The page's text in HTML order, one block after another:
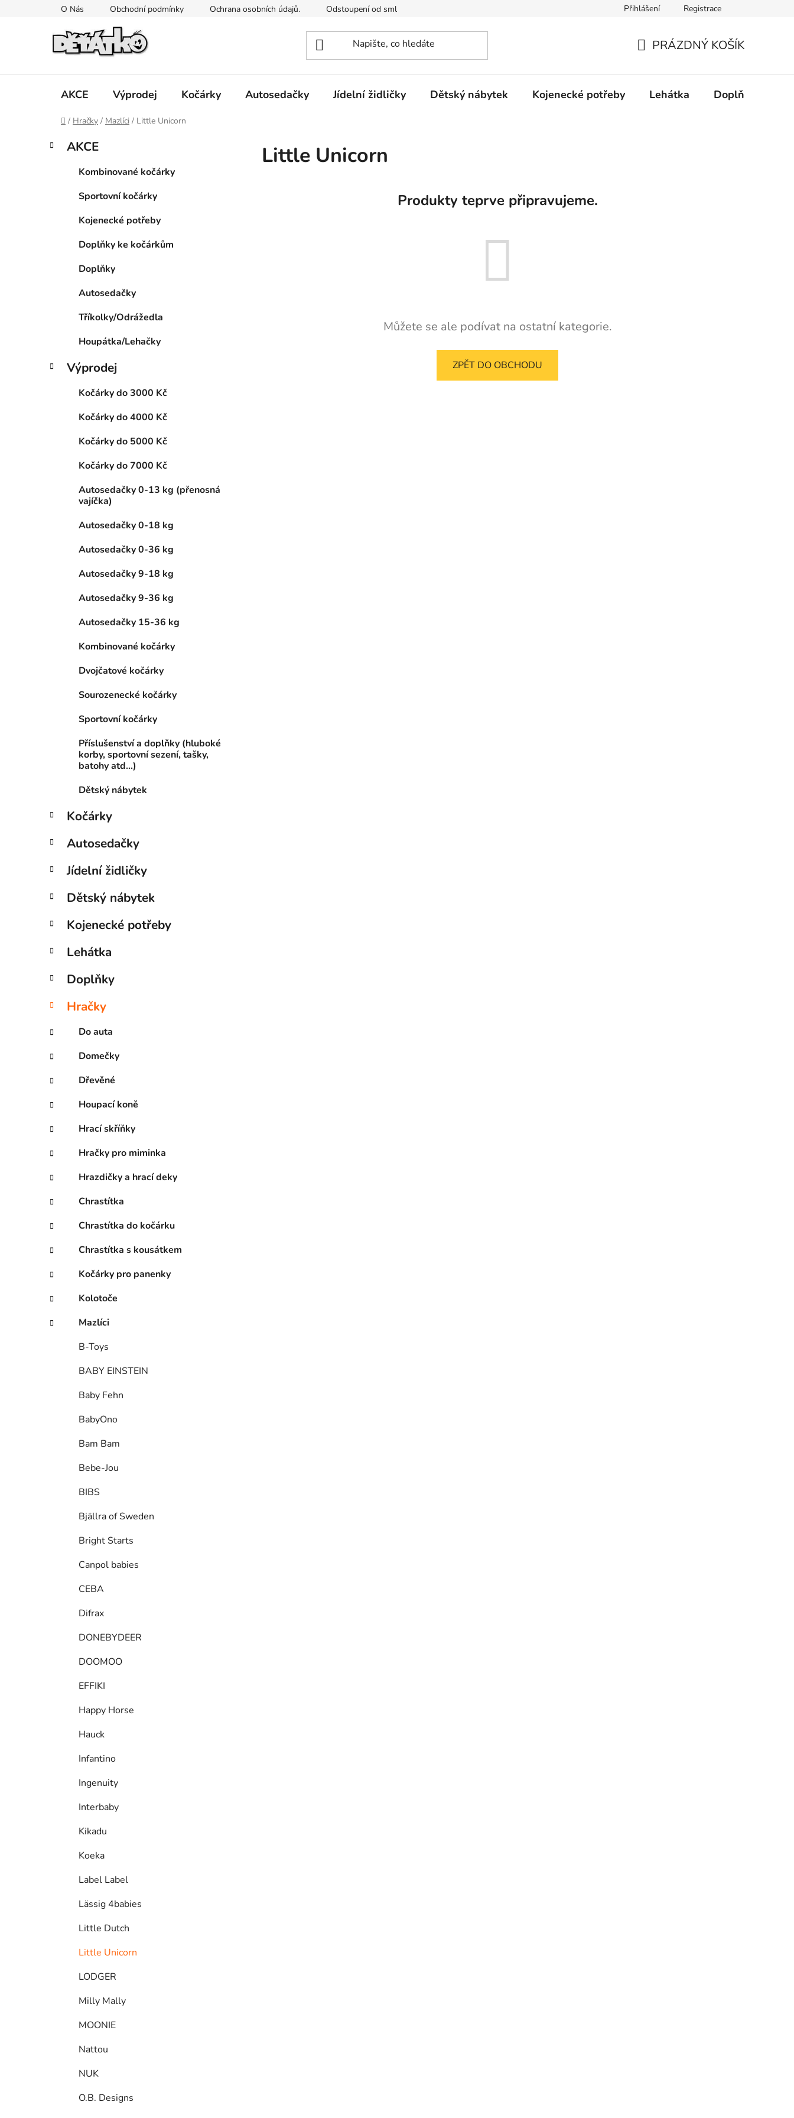
O Nás Obchodní podmínky Ochrana osobních údajů. Odstoupení od smlouvy Mimosoudní řešení spotřebitelských sporů. Prohlášení o použití cookies
Přihlášení Registrace
KOŠÍK
PRÁZDNÝ KOŠÍK
AKCE Výprodej Kočárky Autosedačky Jídelní židličky Dětský nábytek Kojenecké potřeby Lehátka Doplňky
Domů
/ Hračky / Mazlíci / Little Unicorn
PPřeskočit
kategorie
K
a
AKCE
Kombinované kočárky
Sportovní kočárky
Kojenecké potřeby
Doplňky ke kočárkům
Doplňky
Autosedačky
Tříkolky/Odrážedla
Houpátka/Lehačky
Výprodej
Kočárky do 3000 Kč
Kočárky do 4000 Kč
Kočárky do 5000 Kč
Kočárky do 7000 Kč
Autosedačky 0-13 kg (přenosná
vajíčka)
Autosedačky 0-18 kg
Autosedačky 0-36 kg
Autosedačky 9-18 kg
Autosedačky 9-36 kg
Autosedačky 15-36 kg
Kombinované kočárky
Dvojčatové kočárky
Sourozenecké kočárky
Sportovní kočárky
Příslušenství a doplňky (hluboké
korby, sportovní sezení, tašky,
batohy atd...)
Dětský nábytek
Kočárky
Autosedačky
Jídelní židličky
Dětský nábytek
Kojenecké potřeby
Lehátka
Doplňky
Hračky
Do auta
Domečky
Dřevěné
Houpací koně
Hrací skříňky
Hračky pro miminka
Hrazdičky a hrací deky
Chrastítka
Chrastítka do kočárku
Chrastítka s kousátkem
Kočárky pro panenky
Kolotoče
Mazlíci
B-Toys
BABY EINSTEIN
Baby Fehn
BabyOno
Bam Bam
Bebe-Jou
BIBS
Bjällra of Sweden
Bright Starts
Canpol babies
CEBA
Difrax
DONEBYDEER
DOOMOO
EFFIKI
Happy Horse
Hauck
Infantino
Ingenuity
Interbaby
Kikadu
Koeka
Label Label
Lässig 4babies
Little Dutch
Little Unicorn
LODGER
Milly Mally
MOONIE
Nattou
NUK
O.B. Designs
Little Unicorn
Produkty teprve připravujeme.
Můžete se ale podívat na ostatní kategorie.
ZPĚT DO OBCHODU